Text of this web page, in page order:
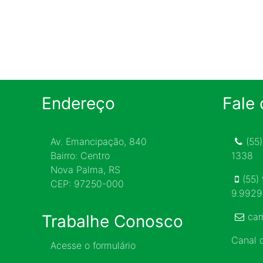
Endereço
Av. Emancipação, 840
Bairro: Centro
Nova Palma, RS
CEP: 97250-000
Trabalhe Conosco
Acesse o formulário
Fale
1338
(55)
Canal